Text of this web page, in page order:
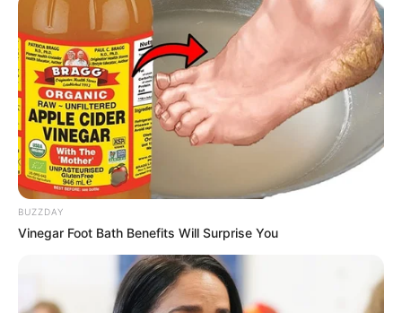
BUZZDAY
Vinegar Foot Bath Benefits Will Surprise You